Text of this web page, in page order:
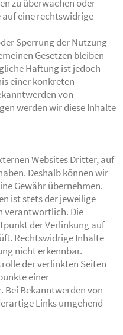
zu überwachen oder
eine rechtswidrige
Sperrung der Nutzung
Gesetzen bleiben
Haftung ist jedoch
einer konkreten
von
werden wir diese Inhalte
Websites Dritter, auf
Deshalb können wir
Gewähr übernehmen.
ist stets der jeweilige
verantwortlich. Die
der Verlinkung auf
Rechtswidrige Inhalte
nicht erkennbar.
der verlinkten Seiten
einer
Bei Bekanntwerden von
Links umgehend